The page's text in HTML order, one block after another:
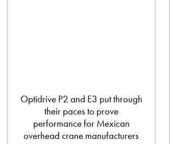
Optidrive P2 and E3 put through
their paces to prove
performance for Mexican
overhead crane manufacturers